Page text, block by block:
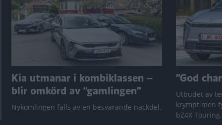
Kia utmanar i kombiklassen –
blir omkörd av ”gamlingen”
Nykomlingen fälls av en besvärande nackdel.
”God
Utbudet av
krympt men
bZ4X